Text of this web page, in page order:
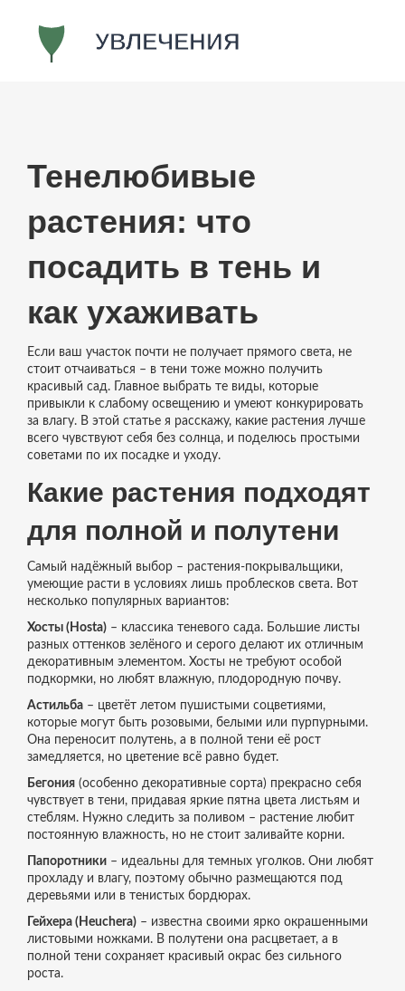
Тенелюбивые
растения: что
посадить в тень и
как ухаживать
Если ваш участок почти не получает прямого света, не
стоит отчаиваться – в тени тоже можно получить
красивый сад. Главное выбрать те виды, которые
привыкли к слабому освещению и умеют конкурировать
за влагу. В этой статье я расскажу, какие растения лучше
всего чувствуют себя без солнца, и поделюсь простыми
советами по их посадке и уходу.
Какие растения подходят
для полной и полутени
Самый надёжный выбор – растения‑покрывальщики,
умеющие расти в условиях лишь проблесков света. Вот
несколько популярных вариантов:
Хосты (Hosta)– классика теневого сада. Большие листы
разных оттенков зелёного и серого делают их отличным
декоративным элементом. Хосты не требуют особой
подкормки, но любят влажную, плодородную почву.
Астильба– цветёт летом пушистыми соцветиями,
которые могут быть розовыми, белыми или пурпурными.
Она переносит полутень, а в полной тени её рост
замедляется, но цветение всё равно будет.
Бегония(особенно декоративные сорта) прекрасно себя
чувствует в тени, придавая яркие пятна цвета листьям и
стеблям. Нужно следить за поливом – растение любит
постоянную влажность, но не стоит заливайте корни.
Папоротники– идеальны для темных уголков. Они любят
прохладу и влагу, поэтому обычно размещаются под
деревьями или в тенистых бордюрах.
Гейхера (Heuchera)– известна своими ярко окрашенными
листовыми ножками. В полутени она расцветает, а в
полной тени сохраняет красивый окрас без сильного
роста.